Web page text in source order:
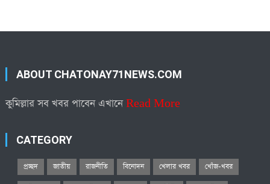
ABOUT CHATONAY71NEWS.COM
কুমিল্লার সব খবর পাবেন এখানেRead More
CATEGORY
প্রচ্ছদ জাতীয় রাজনীতি বিনোদন খেলার খবর খোঁজ-খবর